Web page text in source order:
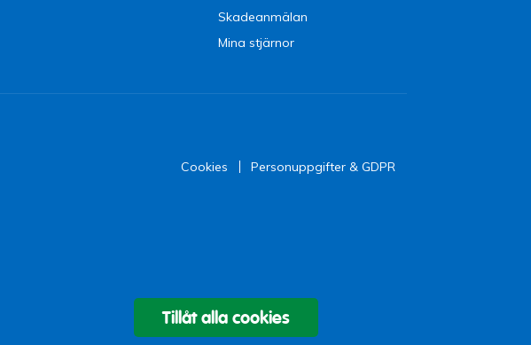
Tillåt alla cookies
Skadeanmälan
Mina stjärnor
Cookies Personuppgifter & GDPR